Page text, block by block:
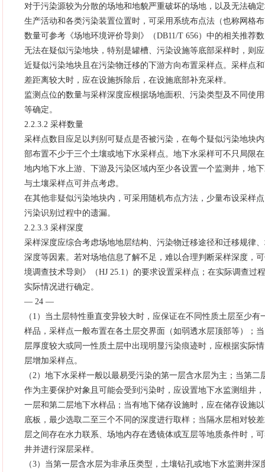
对于污染源较为分散的场地和地貌严重破坏的场地，以及无法确
生产活动和各类污染装置位置时，可采用系统布点法（也称网格
数量可参考《场地环境评价导则》（DB11/T 656）中的相关推荐
无法在疑似污染地块，特别是罐槽、污染设施等底部采样时，则
近疑似污染地块且在污染物迁移的下游方向布置采样点。采样点
差距离较大时，应在设施拆除后，在设施底部补充采样。
监测点位的数量与采样深度应根据场地面积、污染类型及不同使
等确定。
2.2.3.2 采样数量
采样点数目应足以判别可疑点是否被污染，在每个疑似污染地块
部布置不少于三个土壤或地下水采样点。地下水采样可不只局限
地内地下水上游、下游及污染区域内至少各设置一个监测井，地
与土壤采样点可并点考虑。
在其他非疑似污染地块内，可采用随机布点方法，少量布设采样
污染识别过程中的遗漏。
2.2.3.3 采样深度
采样深度应综合考虑场地地层结构、污染物迁移途径和迁移规律
深度等因素。若对场地信息了解不足，难以合理判断采样深度，
境调查技术导则》（HJ 25.1）的要求设置采样点；在实际调查过
实际情况进行确定。
— 24 —
（1）当土层特性垂直变异较大时，应保证在不同性质土层至少有
样品，采样点一般布置在各土层交界面（如弱透水层顶部等）；
层厚度较大或同一性质土层中出现明显污染痕迹时，应根据实际
层增加采样点。
（2）地下水采样一般以最易受污染的第一层含水层为主；当第二
作为主要保护对象且可能会受到污染时，应设置地下水监测组井
一层和第二层地下水样品；当有地下储存设施时，应在储存设施
底板，最少选取二至三个不同的深度进行取样；当隔水层相对较
层之间存在水力联系、场地内存在透镜体或互层等地质条件时，
井并进行深层采样。
（3）当第一层含水层为非承压类型，土壤钻孔或地下水监测井深